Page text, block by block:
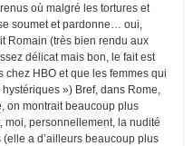
où malgré les tortures et
soumet et pardonne… oui,
Romain (très bien rendu aux
délicat mais bon, le fait est
HBO et que les femmes qui
») Bref, dans Rome,
on montrait beaucoup plus
moi, personnellement, la nudité
a d’ailleurs beaucoup plus